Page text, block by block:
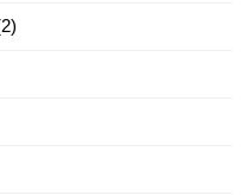
に売る
でもあります。なお、リ
取や処分でお悩みの方
い。